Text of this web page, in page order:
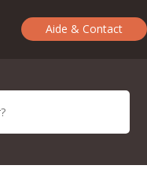
Aide & Contact